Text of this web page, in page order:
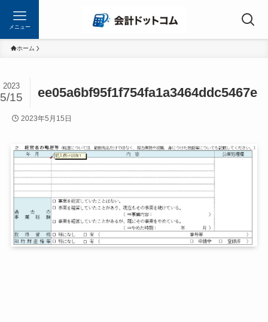
メニュー
ホーム
ee05a6bf95f1f754fa1a3464ddc5467e
2023
5/15
2023年5月15日